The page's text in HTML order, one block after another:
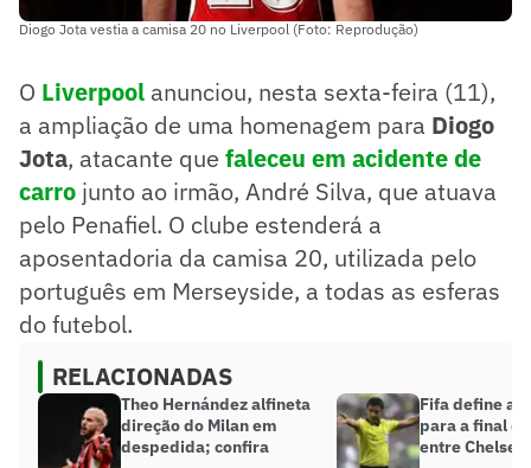
Diogo Jota vestia a camisa 20 no Liverpool (Foto: Reprodução)
O Liverpool anunciou, nesta sexta-feira (11),
a ampliação de uma homenagem para Diogo
Jota, atacante que faleceu em acidente de
carro junto ao irmão, André Silva, que atuava
pelo Penafiel. O clube estenderá a
aposentadoria da camisa 20, utilizada pelo
português em Merseyside, a todas as esferas
do futebol.
RELACIONADAS
Theo Hernández alfineta
direção do Milan em
despedida; confira
Fifa define
para a final
entre Chelsea